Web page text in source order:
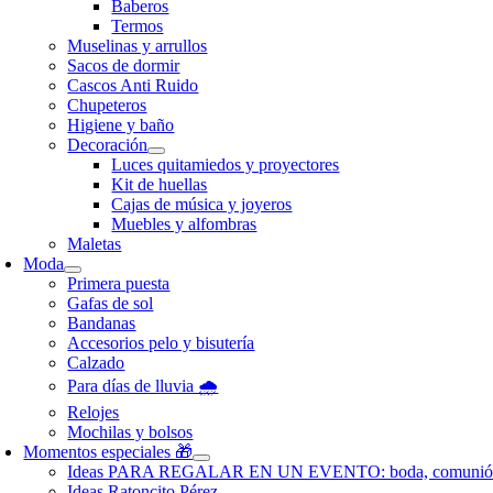
Baberos
Termos
Muselinas y arrullos
Sacos de dormir
Cascos Anti Ruido
Chupeteros
Higiene y baño
Decoración
Luces quitamiedos y proyectores
Kit de huellas
Cajas de música y joyeros
Muebles y alfombras
Maletas
Moda
Primera puesta
Gafas de sol
Bandanas
Accesorios pelo y bisutería
Calzado
Para días de lluvia 🌧️
Relojes
Mochilas y bolsos
Momentos especiales 🎁
Ideas PARA REGALAR EN UN EVENTO: boda,